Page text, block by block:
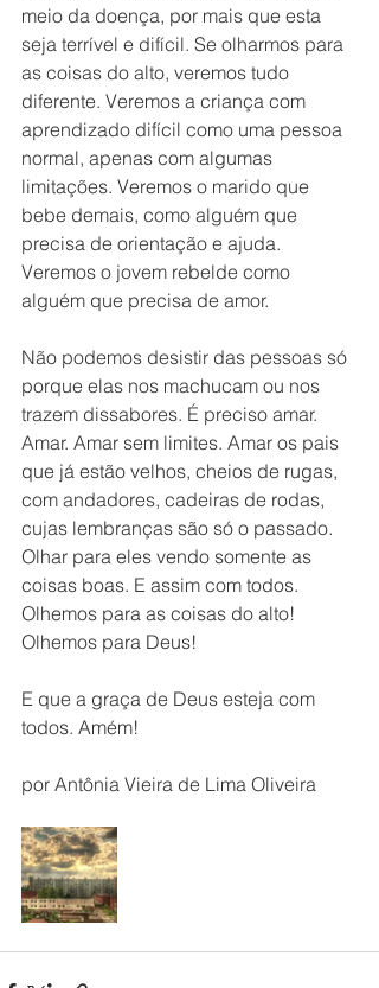
meio da doença, por mais que esta
seja terrível e difícil. Se olharmos para
as coisas do alto, veremos tudo
diferente. Veremos a criança com
aprendizado difícil como uma pessoa
normal, apenas com algumas
limitações. Veremos o marido que
bebe demais, como alguém que
precisa de orientação e ajuda.
Veremos o jovem rebelde como
alguém que precisa de amor.
Não podemos desistir das pessoas só
porque elas nos machucam ou nos
trazem dissabores. É preciso amar.
Amar. Amar sem limites. Amar os pais
que já estão velhos, cheios de rugas,
com andadores, cadeiras de rodas,
cujas lembranças são só o passado.
Olhar para eles vendo somente as
coisas boas. E assim com todos.
Olhemos para as coisas do alto!
Olhemos para Deus!
E que a graça de Deus esteja com
todos. Amém!
por Antônia Vieira de Lima Oliveira